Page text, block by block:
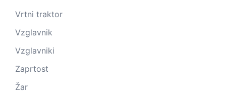
Vrtni traktor
Vzglavnik
Vzglavniki
Zaprtost
Žar